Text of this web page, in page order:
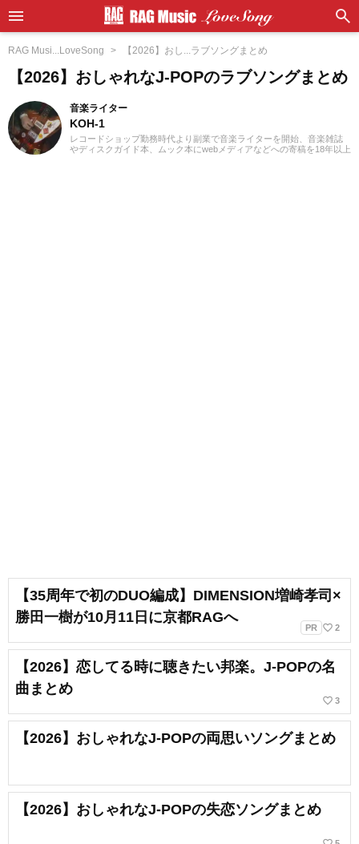
RAG Musi...LoveSong 【2026】おし...ラブソングまとめ
【2026】おしゃれなJ-POPのラブソングまとめ
音楽ライター
KOH-1
レコードショップ勤務時代より副業で音楽ライターを開始、音楽雑誌
やディスクガイド本、ムック本にwebメディアなどへの寄稿を18年以上
【35周年で初のDUO編成】DIMENSION増崎孝司×
勝田一樹が10月11日に京都RAGへ
PR favorite_border 2
【2026】恋してる時に聴きたい邦楽。J-POPの名
曲まとめ
favorite_border 3
【2026】おしゃれなJ-POPの両思いソングまとめ
【2026】おしゃれなJ-POPの失恋ソングまとめ